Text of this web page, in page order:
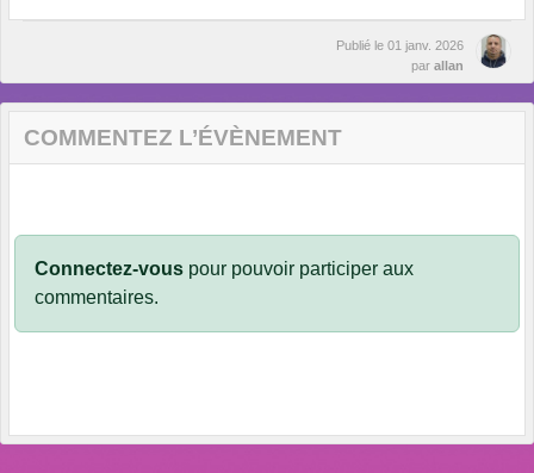
Publié le 01 janv. 2026
par allan
COMMENTEZ L’ÉVÈNEMENT
Connectez-vous pour pouvoir participer aux
commentaires.